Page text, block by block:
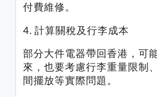
付費維修。
4. 計算關稅及行李成本
部分大件電器帶回香港，可
來，也要考慮行李重量限制
間擺放等實際問題。